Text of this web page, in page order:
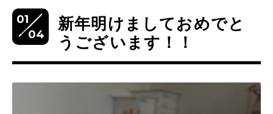
01
04
新年明けましておめでと
うございます！！